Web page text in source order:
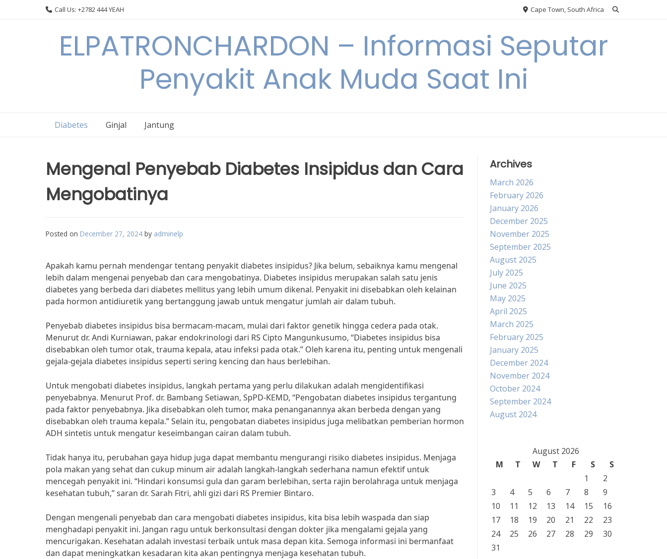
Call Us: +2782 444 YEAH Cape Town, South Africa
ELPATRONCHARDON – Informasi Seputar
Penyakit Anak Muda Saat Ini
Diabetes Ginjal Jantung
Mengenal Penyebab Diabetes Insipidus dan Cara
Mengobatinya
Posted on December 27, 2024 by adminelp
Apakah kamu pernah mendengar tentang penyakit diabetes insipidus? Jika belum, sebaiknya kamu mengenal
lebih dalam mengenai penyebab dan cara mengobatinya. Diabetes insipidus merupakan salah satu jenis
diabetes yang berbeda dari diabetes mellitus yang lebih umum dikenal. Penyakit ini disebabkan oleh kelainan
pada hormon antidiuretik yang bertanggung jawab untuk mengatur jumlah air dalam tubuh.
Penyebab diabetes insipidus bisa bermacam-macam, mulai dari faktor genetik hingga cedera pada otak.
Menurut dr. Andi Kurniawan, pakar endokrinologi dari RS Cipto Mangunkusumo, “Diabetes insipidus bisa
disebabkan oleh tumor otak, trauma kepala, atau infeksi pada otak.” Oleh karena itu, penting untuk mengenali
gejala-gejala diabetes insipidus seperti sering kencing dan haus berlebihan.
Untuk mengobati diabetes insipidus, langkah pertama yang perlu dilakukan adalah mengidentifikasi
penyebabnya. Menurut Prof. dr. Bambang Setiawan, SpPD-KEMD, “Pengobatan diabetes insipidus tergantung
pada faktor penyebabnya. Jika disebabkan oleh tumor, maka penanganannya akan berbeda dengan yang
disebabkan oleh trauma kepala.” Selain itu, pengobatan diabetes insipidus juga melibatkan pemberian hormon
ADH sintetis untuk mengatur keseimbangan cairan dalam tubuh.
Tidak hanya itu, perubahan gaya hidup juga dapat membantu mengurangi risiko diabetes insipidus. Menjaga
pola makan yang sehat dan cukup minum air adalah langkah-langkah sederhana namun efektif untuk
mencegah penyakit ini. “Hindari konsumsi gula dan garam berlebihan, serta rajin berolahraga untuk menjaga
kesehatan tubuh,” saran dr. Sarah Fitri, ahli gizi dari RS Premier Bintaro.
Dengan mengenali penyebab dan cara mengobati diabetes insipidus, kita bisa lebih waspada dan siap
menghadapi penyakit ini. Jangan ragu untuk berkonsultasi dengan dokter jika mengalami gejala yang
mencurigakan. Kesehatan adalah investasi terbaik untuk masa depan kita. Semoga informasi ini bermanfaat
dan dapat meningkatkan kesadaran kita akan pentingnya menjaga kesehatan tubuh.
Archives
March 2026
February 2026
January 2026
December 2025
November 2025
September 2025
August 2025
July 2025
June 2025
May 2025
April 2025
March 2025
February 2025
January 2025
December 2024
November 2024
October 2024
September 2024
August 2024
August 2026
M
T W T F S
S
1
2
3
4 5 6 7 8
9
10
11 12 13 14 15
16
17
18 19 20 21 22
23
24
25 26 27 28 29
30
31